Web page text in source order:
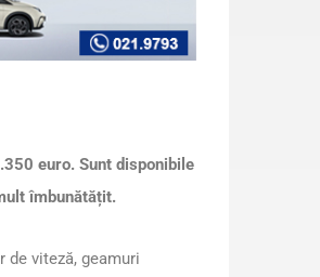
euro. Sunt disponibile
îmbunătățit.
de viteză, geamuri